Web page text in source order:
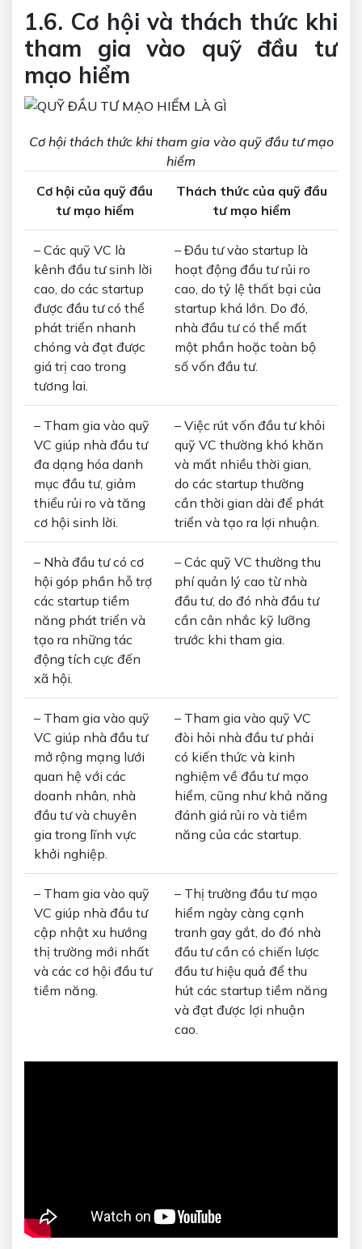
1.6. Cơ hội và thách thức khi
tham gia vào quỹ đầu tư
mạo hiểm
Cơ hội thách thức khi tham gia vào quỹ đầu tư mạo
hiểm
Cơ hội của quỹ đầu
tư mạo hiểm
Thách thức của quỹ đầu
tư mạo hiểm
– Các quỹ VC là
kênh đầu tư sinh lời
cao, do các startup
được đầu tư có thể
phát triển nhanh
chóng và đạt được
giá trị cao trong
tương lai.
– Đầu tư vào startup là
hoạt động đầu tư rủi ro
cao, do tỷ lệ thất bại của
startup khá lớn. Do đó,
nhà đầu tư có thể mất
một phần hoặc toàn bộ
số vốn đầu tư.
– Tham gia vào quỹ
VC giúp nhà đầu tư
đa dạng hóa danh
mục đầu tư, giảm
thiểu rủi ro và tăng
cơ hội sinh lời.
– Việc rút vốn đầu tư khỏi
quỹ VC thường khó khăn
và mất nhiều thời gian,
do các startup thường
cần thời gian dài để phát
triển và tạo ra lợi nhuận.
– Nhà đầu tư có cơ
hội góp phần hỗ trợ
các startup tiềm
năng phát triển và
tạo ra những tác
động tích cực đến
xã hội.
– Các quỹ VC thường thu
phí quản lý cao từ nhà
đầu tư, do đó nhà đầu tư
cần cân nhắc kỹ lưỡng
trước khi tham gia.
– Tham gia vào quỹ
VC giúp nhà đầu tư
mở rộng mạng lưới
quan hệ với các
doanh nhân, nhà
đầu tư và chuyên
gia trong lĩnh vực
khởi nghiệp.
– Tham gia vào quỹ VC
đòi hỏi nhà đầu tư phải
có kiến thức và kinh
nghiệm về đầu tư mạo
hiểm, cũng như khả năng
đánh giá rủi ro và tiềm
năng của các startup.
– Tham gia vào quỹ
VC giúp nhà đầu tư
cập nhật xu hướng
thị trường mới nhất
và các cơ hội đầu tư
tiềm năng.
– Thị trường đầu tư mạo
hiểm ngày càng cạnh
tranh gay gắt, do đó nhà
đầu tư cần có chiến lược
đầu tư hiệu quả để thu
hút các startup tiềm năng
và đạt được lợi nhuận
cao.